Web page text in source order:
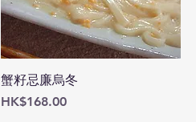
快速瀏覽
蟹籽忌廉烏冬
價格
HK$168.00